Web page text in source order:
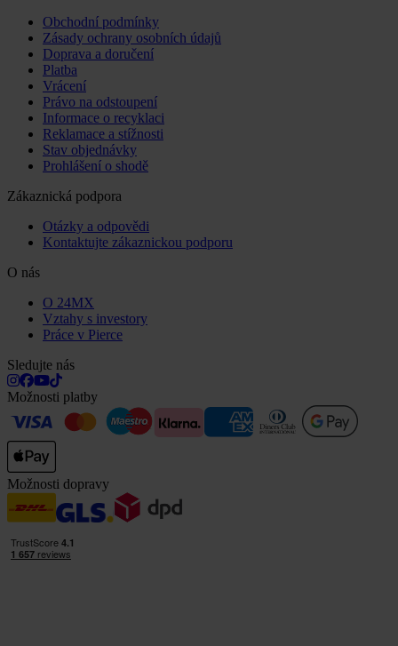
Obchodní podmínky
Zásady ochrany osobních údajů
Doprava a doručení
Platba
Vrácení
Právo na odstoupení
Informace o recyklaci
Reklamace a stížnosti
Stav objednávky
Prohlášení o shodě
Zákaznická podpora
Otázky a odpovědi
Kontaktujte zákaznickou podporu
O nás
O 24MX
Vztahy s investory
Práce v Pierce
Sledujte nás
Možnosti platby
Možnosti dopravy